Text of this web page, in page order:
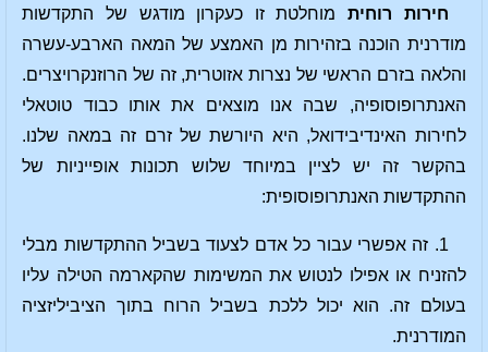
חירות רוחיתמוחלטת זו כעקרון מודגש של התקדשות
מודרנית הוכנה בזהירות מן האמצע של המאה הארבע-עשרה
והלאה בזרם הראשי של נצרות אזוטרית, זה של הרוזנקרויצרים.
האנתרופוסופיה, שבה אנו מוצאים את אותו כבוד טוטאלי
לחירות האינדיבידואל, היא היורשת של זרם זה במאה שלנו.
בהקשר זה יש לציין במיוחד שלוש תכונות אופייניות של
ההתקדשות האנתרופוסופית:
1. זה אפשרי עבור כל אדם לצעוד בשביל ההתקדשות מבלי
להזניח או אפילו לנטוש את המשימות שהקארמה הטילה עליו
בעולם זה. הוא יכול ללכת בשביל הרוח בתוך הציביליזציה
המודרנית.